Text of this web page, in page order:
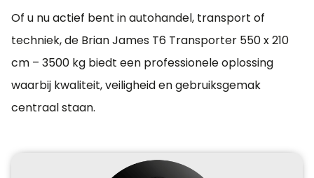
€ 375,00
Deck slick pads 4x
€ 180,00
achterste
Of u nu actief bent in autohandel, transport of
techniek, de Brian James T6 Transporter 550 x 210
cm – 3500 kg biedt een professionele oplossing
waarbij kwaliteit, veiligheid en gebruiksgemak
centraal staan.